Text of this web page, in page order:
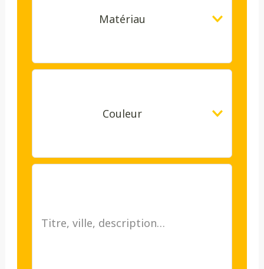
Matériau
Couleur